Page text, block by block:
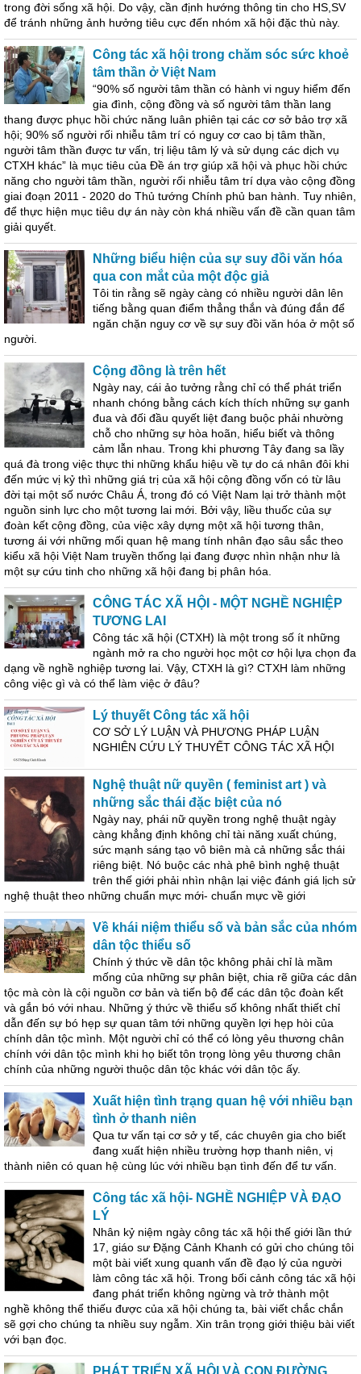
trong đời sống xã hội. Do vậy, cần định hướng thông tin cho HS,SV
để tránh những ảnh hưởng tiêu cực đến nhóm xã hội đặc thù này.
Công tác xã hội trong chăm sóc sức khoẻ
tâm thần ở Việt Nam
“90% số người tâm thần có hành vi nguy hiểm đến
gia đình, cộng đồng và số người tâm thần lang
thang được phục hồi chức năng luân phiên tại các cơ sở bảo trợ xã
hội; 90% số người rối nhiễu tâm trí có nguy cơ cao bị tâm thần,
người tâm thần được tư vấn, trị liệu tâm lý và sử dụng các dịch vụ
CTXH khác” là mục tiêu của Đề án trợ giúp xã hội và phục hồi chức
năng cho người tâm thần, người rối nhiễu tâm trí dựa vào cộng đồng
giai đoạn 2011 - 2020 do Thủ tướng Chính phủ ban hành. Tuy nhiên,
để thực hiện mục tiêu dự án này còn khá nhiều vấn đề cần quan tâm
giải quyết.
Những biểu hiện của sự suy đồi văn hóa
qua con mắt của một độc giả
Tôi tin rằng sẽ ngày càng có nhiều người dân lên
tiếng bằng quan điểm thẳng thắn và đúng đắn để
ngăn chặn nguy cơ về sự suy đồi văn hóa ở một số
người.
Cộng đồng là trên hết
Ngày nay, cái ảo tưởng rằng chỉ có thể phát triển
nhanh chóng bằng cách kích thích những sự ganh
đua và đối đầu quyết liệt đang buộc phải nhường
chỗ cho những sự hòa hoãn, hiểu biết và thông
cảm lẫn nhau. Trong khi phương Tây đang sa lầy
quá đà trong việc thực thi những khẩu hiệu về tự do cá nhân đôi khi
đến mức vị kỷ thì những giá trị của xã hội cộng đồng vốn có từ lâu
đời tại một số nước Châu Á, trong đó có Việt Nam lại trở thành một
nguồn sinh lực cho một tương lai mới. Bởi vậy, liều thuốc của sự
đoàn kết cộng đồng, của việc xây dựng một xã hội tương thân,
tương ái với những mối quan hệ mang tính nhân đạo sâu sắc theo
kiểu xã hội Việt Nam truyền thống lại đang được nhìn nhận như là
một sự cứu tinh cho những xã hội đang bị phân hóa.
CÔNG TÁC XÃ HỘI - MỘT NGHỀ NGHIỆP
TƯƠNG LAI
Công tác xã hội (CTXH) là một trong số ít những
ngành mở ra cho người học một cơ hội lựa chọn đa
dạng về nghề nghiệp tương lai. Vậy, CTXH là gì? CTXH làm những
công việc gì và có thể làm việc ở đâu?
Lý thuyết Công tác xã hội
CƠ SỞ LÝ LUẬN VÀ PHƯƠNG PHÁP LUẬN
NGHIÊN CỨU LÝ THUYẾT CÔNG TÁC XÃ HỘI
Nghệ thuật nữ quyền ( feminist art ) và
những sắc thái đặc biệt của nó
Ngày nay, phái nữ quyền trong nghệ thuật ngày
càng khẳng định không chỉ tài năng xuất chúng,
sức mạnh sáng tạo vô biên mà cả những sắc thái
riêng biệt. Nó buộc các nhà phê bình nghệ thuật
trên thế giới phải nhìn nhận lại việc đánh giá lịch sử
nghệ thuật theo những chuẩn mực mới- chuẩn mực về giới
Về khái niệm thiểu số và bản sắc của nhóm
dân tộc thiểu số
Chính ý thức về dân tộc không phải chỉ là mầm
mống của những sự phân biệt, chia rẽ giữa các dân
tộc mà còn là cội nguồn cơ bản và tiến bộ để các dân tộc đoàn kết
và gắn bó với nhau. Những ý thức về thiểu số không nhất thiết chỉ
dẫn đến sự bó hẹp sự quan tâm tới những quyền lợi hẹp hòi của
chính dân tộc mình. Một người chỉ có thể có lòng yêu thương chân
chính với dân tộc mình khi họ biết tôn trọng lòng yêu thương chân
chính của những người thuộc dân tộc khác với dân tộc ấy.
Xuất hiện tình trạng quan hệ với nhiều bạn
tình ở thanh niên
Qua tư vấn tại cơ sở y tế, các chuyên gia cho biết
đang xuất hiện nhiều trường hợp thanh niên, vị
thành niên có quan hệ cùng lúc với nhiều bạn tình đến để tư vấn.
Công tác xã hội- NGHỀ NGHIỆP VÀ ĐẠO
LÝ
Nhân kỷ niệm ngày công tác xã hội thế giới lần thứ
17, giáo sư Đặng Cảnh Khanh có gửi cho chúng tôi
một bài viết xung quanh vấn đề đạo lý của người
làm công tác xã hội. Trong bối cảnh công tác xã hội
đang phát triển không ngừng và trở thành một
nghề không thể thiếu được của xã hội chúng ta, bài viết chắc chắn
sẽ gợi cho chúng ta nhiều suy ngẫm. Xin trân trọng giới thiệu bài viết
với bạn đọc.
PHÁT TRIỂN XÃ HỘI VÀ CON ĐƯỜNG